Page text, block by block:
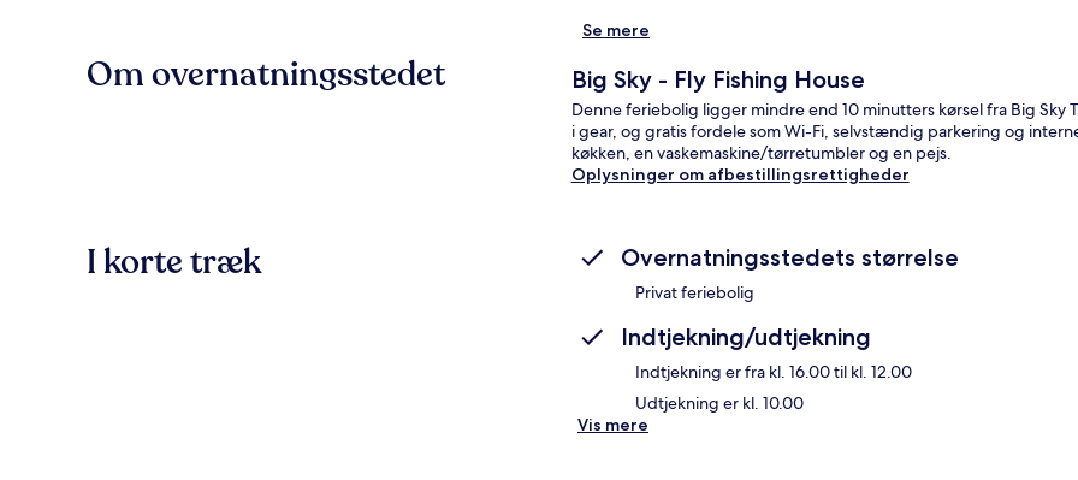
Se mere
Om overnatningsstedet Big Sky - Fly Fishing House
Denne feriebolig ligger mindre end 10 minutters kørsel fra Big
i gear, og gratis fordele som Wi-Fi, selvstændig parkering og
køkken, en vaskemaskine/tørretumbler og en pejs.
Oplysninger om afbestillingsrettigheder
I korte træk Overnatningsstedets størrelse
Privat feriebolig
Indtjekning/udtjekning
Indtjekning er fra kl. 16.00 til kl. 12.00
Udtjekning er kl. 10.00
Vis mere